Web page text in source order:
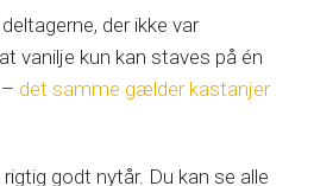
der ikke var
vanilje kun kan staves på én
det samme gælder kastanjer
godt nytår. Du kan se alle